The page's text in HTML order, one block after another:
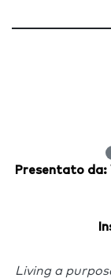
Presentato da:
Living a